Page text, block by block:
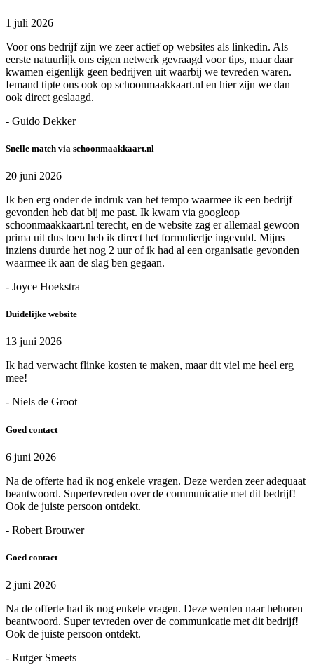
1 juli 2026
Voor ons bedrijf zijn we zeer actief op websites als linkedin. Als
eerste natuurlijk ons eigen netwerk gevraagd voor tips, maar daar
kwamen eigenlijk geen bedrijven uit waarbij we tevreden waren.
Iemand tipte ons ook op schoonmaakkaart.nl en hier zijn we dan
ook direct geslaagd.
- Guido Dekker
Snelle match via schoonmaakkaart.nl
20 juni 2026
Ik ben erg onder de indruk van het tempo waarmee ik een bedrijf
gevonden heb dat bij me past. Ik kwam via googleop
schoonmaakkaart.nl terecht, en de website zag er allemaal gewoon
prima uit dus toen heb ik direct het formuliertje ingevuld. Mijns
inziens duurde het nog 2 uur of ik had al een organisatie gevonden
waarmee ik aan de slag ben gegaan.
- Joyce Hoekstra
Duidelijke website
13 juni 2026
Ik had verwacht flinke kosten te maken, maar dit viel me heel erg
mee!
- Niels de Groot
Goed contact
6 juni 2026
Na de offerte had ik nog enkele vragen. Deze werden zeer adequaat
beantwoord. Supertevreden over de communicatie met dit bedrijf!
Ook de juiste persoon ontdekt.
- Robert Brouwer
Goed contact
2 juni 2026
Na de offerte had ik nog enkele vragen. Deze werden naar behoren
beantwoord. Super tevreden over de communicatie met dit bedrijf!
Ook de juiste persoon ontdekt.
- Rutger Smeets